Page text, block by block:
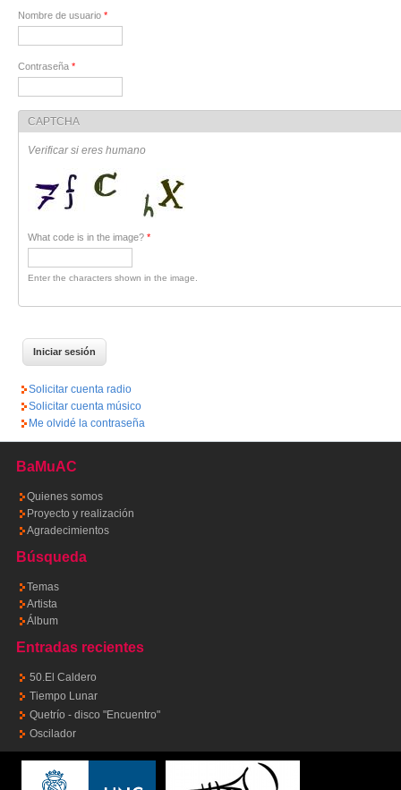
Nombre de usuario *
Contraseña *
CAPTCHA
Verificar si eres humano
What code is in the image? *
Enter the characters shown in the image.
Solicitar cuenta radio
Solicitar cuenta músico
Me olvidé la contraseña
BaMuAC
Quienes somos
Proyecto y realización
Agradecimientos
Búsqueda
Temas
Artista
Álbum
Entradas recientes
50.El Caldero
Tiempo Lunar
Quetrío - disco "Encuentro"
Oscilador